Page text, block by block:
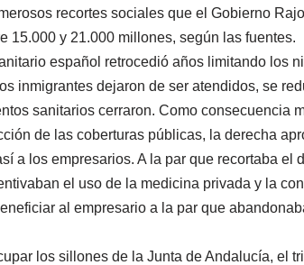
recortes sociales que el Gobierno
15.000 y 21.000 millones, según las fuentes.
español retrocedió años limitando los
inmigrantes dejaron de ser atendidos, se
sanitarios cerraron. Como consecuencia
de las coberturas públicas, la derecha
a los empresarios. A la par que recortaba
el uso de la medicina privada y la
al empresario a la par que
los sillones de la Junta de Andalucía, el